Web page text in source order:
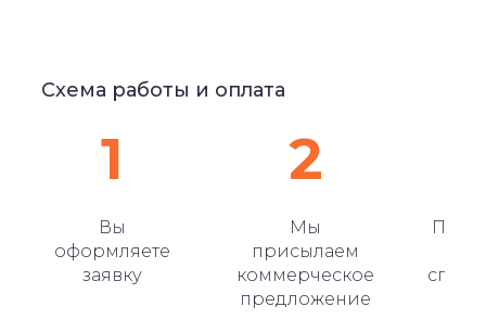
Схема работы и оплата
1
Вы
оформляете
заявку
2
Мы
присылаем
коммерческое
предложение